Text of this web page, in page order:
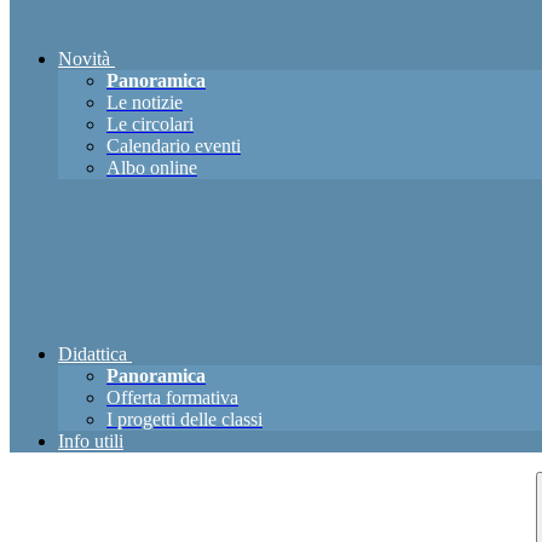
Novità
Panoramica
Le notizie
Le circolari
Calendario eventi
Albo online
Didattica
Panoramica
Offerta formativa
I progetti delle classi
Info utili